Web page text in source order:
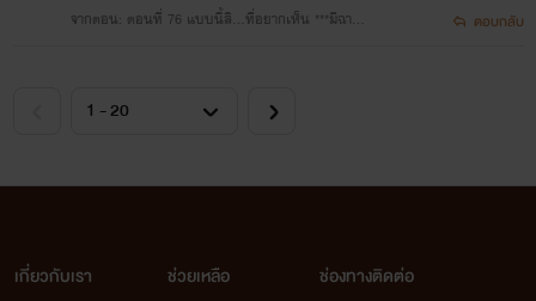
จากตอน: ตอนที่ 76 แบบนี้สิ…ที่อยากเห็น ***มีฉากใ
ตอบกลับ
เกี่ยวกับเรา
ช่วยเหลือ
ช่องทางติดต่อ